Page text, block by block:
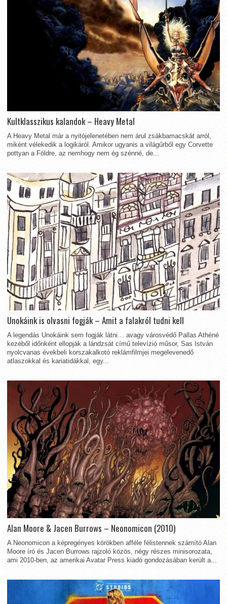
Kultklasszikus kalandok – Heavy Metal
A Heavy Metal már a nyitójelenetében nem árul zsákbamacskát arról,
miként vélekedik a logikáról. Amikor ugyanis a világűrből egy Corvette
pottyan a Földre, az nemhogy nem ég szénné, de...
Unokáink is olvasni fogják – Amit a falakról tudni kell
A legendás Unokáink sem fogják látni… avagy városvédő Pallas Athéné
kezéből időnként ellopják a lándzsát című televízió műsor, Sas István
nyolcvanas évekbeli korszakalkotó reklámfilmjei megelevenedő
atlaszokkal és kariatidákkal, egy...
Alan Moore & Jacen Burrows – Neonomicon (2010)
A Neonomicon a képregényes körökben afféle félistennek számító Alan
Moore író és Jacen Burrows rajzoló közös, négy részes minisorozata,
ami 2010-ben, az amerikai Avatar Press kiadó gondozásában került a...